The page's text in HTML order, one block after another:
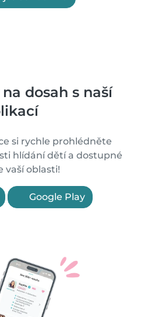
dosah s naší
si rychle prohlédněte
hlídání dětí a dostupné
vaší oblasti!
Google Play